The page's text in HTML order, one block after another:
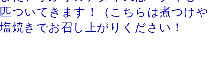
匹ついてきます！（こちらは煮つけや
塩焼きでお召し上がりください！